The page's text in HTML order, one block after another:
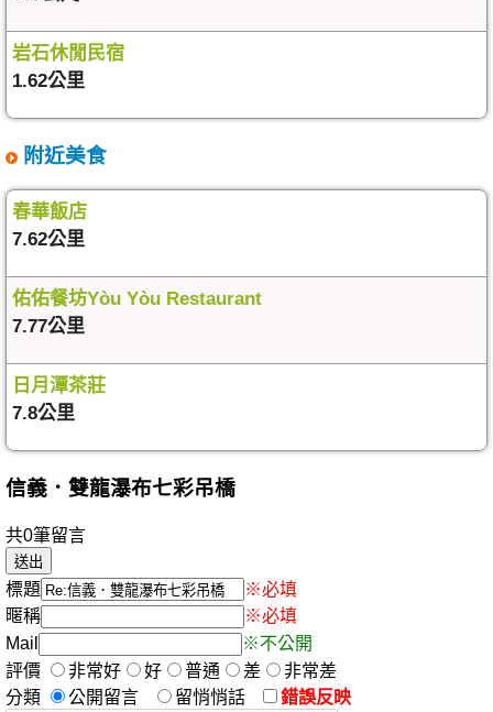
岩石休閒民宿
1.62公里
附近美食
春華飯店
7.62公里
佑佑餐坊Yòu Yòu Restaurant
7.77公里
日月潭茶莊
7.8公里
信義．雙龍瀑布七彩吊橋
共0筆留言
標題
※必填
暱稱
※必填
Mail
※不公開
評價
非常好 好 普通 差
非常差
分類
公開留言 留悄悄話 錯誤反映